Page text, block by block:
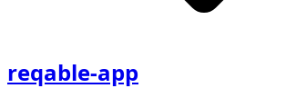
reqable-app